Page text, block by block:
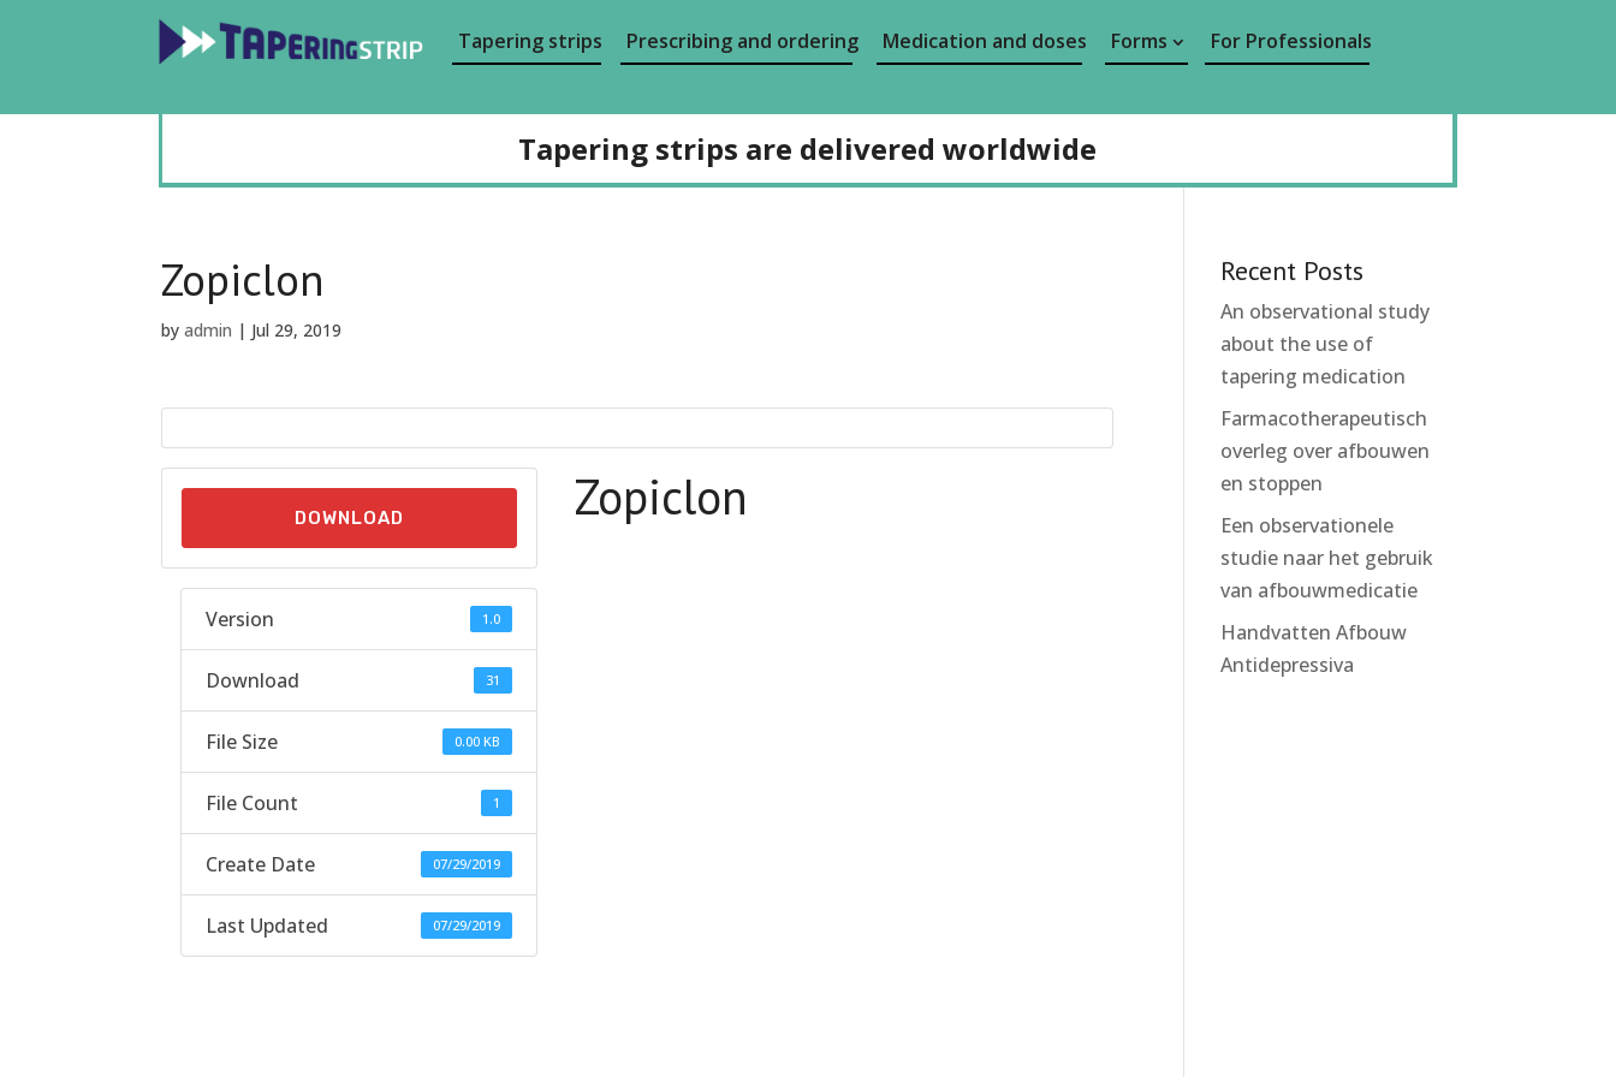
Tapering strips Prescribing and ordering Medication and doses Forms For Professionals
Tapering strips are delivered worldwide
Zopiclon
byadmin | Jul 29, 2019
DOWNLOAD
Version 1.0
Download 31
File Size 0.00 KB
File Count 1
Create Date 07/29/2019
Last Updated 07/29/2019
Zopiclon
Recent Posts
An observational study
about the use of
tapering medication
Farmacotherapeutisch
overleg over afbouwen
en stoppen
Een observationele
studie naar het gebruik
van afbouwmedicatie
Handvatten Afbouw
Antidepressiva